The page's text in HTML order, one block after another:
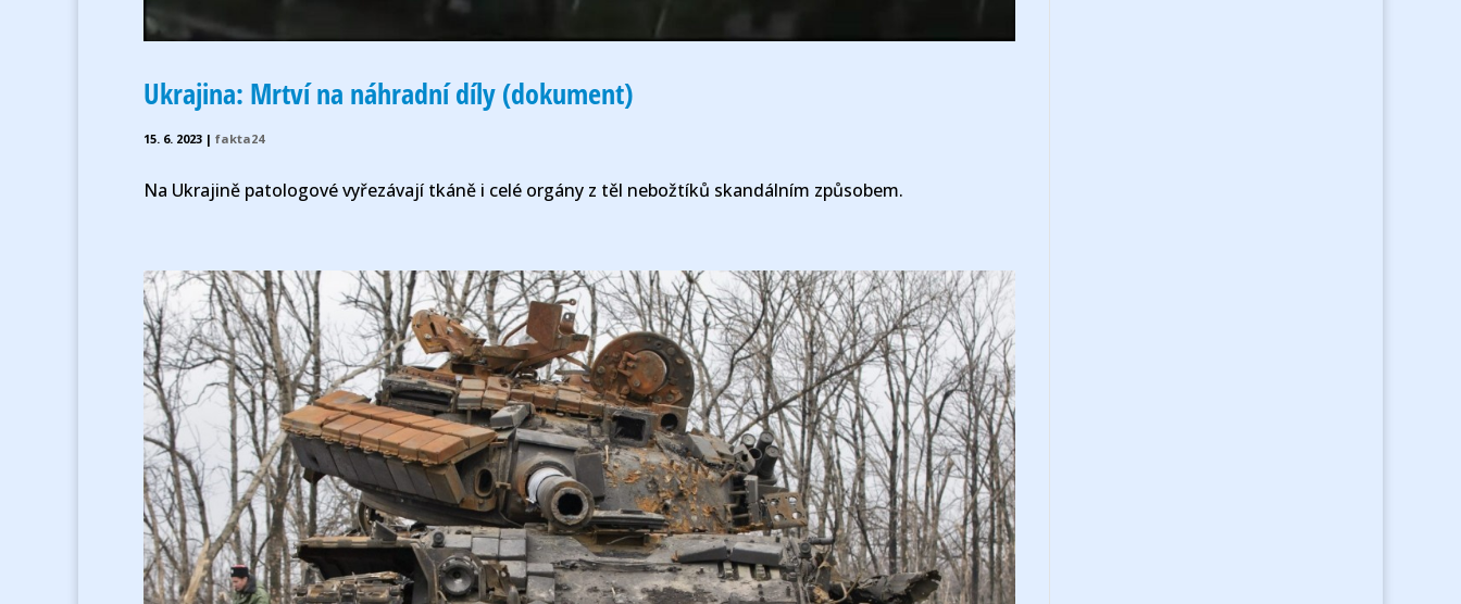
Ukrajina: Mrtví na náhradní díly (dokument)
15. 6. 2023 | fakta24
Na Ukrajině patologové vyřezávají tkáně i celé orgány z těl nebožtíků skandálním způsobem.